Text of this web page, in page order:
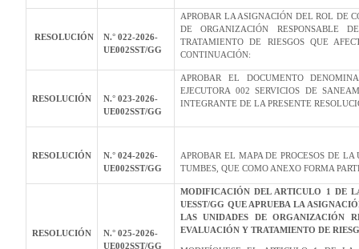
RESOLUCIÓN
N.° 022-2026-
UE002SST/GG
APROBAR LA ASIGNACIÓN DEL ROL DE
DE ORGANIZACIÓN RESPONSABLE
TRATAMIENTO DE RIESGOS QUE
CONTINUACIÓN:
RESOLUCIÓN
N.° 023-2026-
UE002SST/GG
APROBAR EL DOCUMENTO
EJECUTORA 002 SERVICIOS DE
INTEGRANTE DE LA PRESENTE
RESOLUCIÓN
N.° 024-2026-
UE002SST/GG
APROBAR EL MAPA DE PROCESOS DE
TUMBES, QUE COMO ANEXO FORMA
RESOLUCIÓN
N.° 025-2026-
UE002SST/GG
MODIFICACIÓN DEL ARTICULO 1 DE
UESST/GG QUE APRUEBA LA
LAS UNIDADES DE ORGANIZACIÓN
EVALUACIÓN Y TRATAMIENTO DE